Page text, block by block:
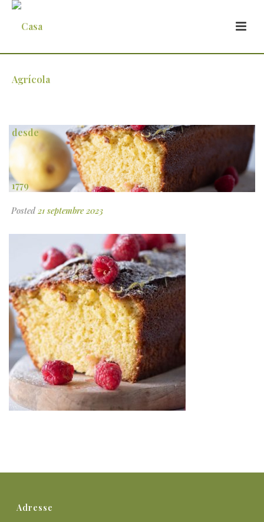
bolo-de-iogurte-e-azeite
Posted 21 septembre 2023
Adresse